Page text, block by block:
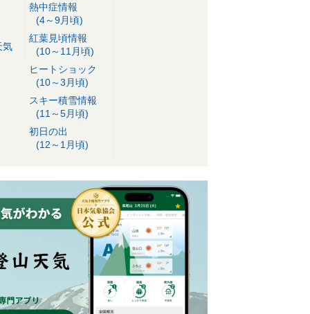
気
熱中症情報
(4～9月頃)
紅葉見頃情報
(10～11月頃)
ヒートショック
(10～3月頃)
スキー積雪情報
(11～5月頃)
初日の出
(12～1月頃)